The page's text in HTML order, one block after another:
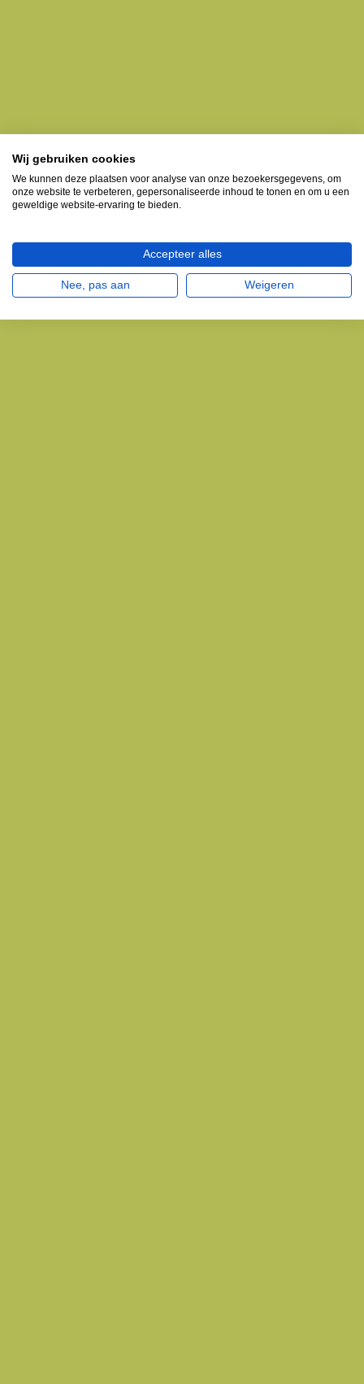
Wij gebruiken cookies
We kunnen deze plaatsen voor analyse van onze bezoekersgegevens, om
onze website te verbeteren, gepersonaliseerde inhoud te tonen en om u een
geweldige website-ervaring te bieden.
Accepteer alles
Nee, pas aan Weigeren